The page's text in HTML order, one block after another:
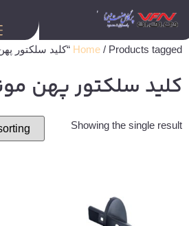
Home / Products tagged “کلید سلکتور پهن مونتاژ شده”
کلید سلکتور پهن
Showing the single result